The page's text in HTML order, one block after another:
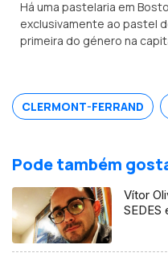
Há uma pastelaria em
exclusivamente ao pastel
primeira do género na
CLERMONT-FERRAND
Pode também
Vítor
SEDES